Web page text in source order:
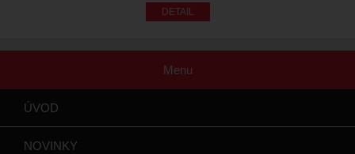
Menu
ÚVOD
NOVINKY